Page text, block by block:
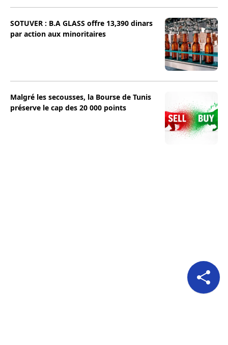
SOTUVER : B.A GLASS offre 13,390 dinars
par action aux minoritaires
Malgré les secousses, la Bourse de Tunis
préserve le cap des 20 000 points